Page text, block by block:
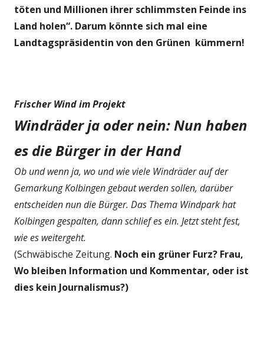
töten und Millionen ihrer schlimmsten Feinde ins
Land holen“. Darum könnte sich mal eine
Landtagspräsidentin von den Grünen kümmern!
Frischer Wind im Projekt
Windräder ja oder nein: Nun haben
es die Bürger in der Hand
Ob und wenn ja, wo und wie viele Windräder auf der
Gemarkung Kolbingen gebaut werden sollen, darüber
entscheiden nun die Bürger. Das Thema Windpark hat
Kolbingen gespalten, dann schlief es ein. Jetzt steht fest,
wie es weitergeht.
(Schwäbische Zeitung. Noch ein grüner Furz? Frau,
Wo bleiben Information und Kommentar, oder ist
dies kein Journalismus?)